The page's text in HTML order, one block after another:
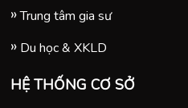
Trung tâm gia sư
Du học & XKLD
HỆ THỐNG CƠ SỞ